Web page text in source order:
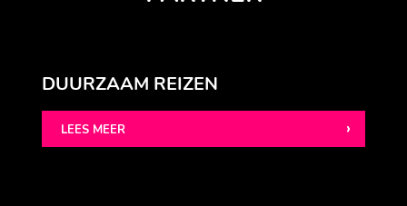
DUURZAAM REIZEN
LEES MEER